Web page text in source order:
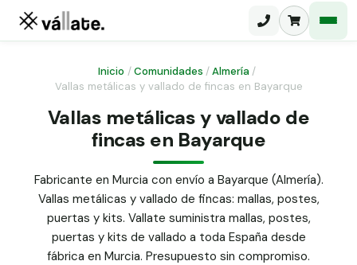
Malla ganadera
Malla simple torsión
Malla triple torsión
Panel malla H.
Puerta abatible dos hojas
Puerta acceso peatonal
Poste malla Hércules
Poste malla simple torsión
Alambre de espino galvanizado
Inicio /Comunidades /Almería /
Vallas metálicas y vallado de fincas en Bayarque
Vallas metálicas y vallado de
fincas en Bayarque
Fabricante en Murcia con envío a Bayarque (Almería).
Vallas metálicas y vallado de fincas: mallas, postes,
puertas y kits. Vallate suministra mallas, postes,
puertas y kits de vallado a toda España desde
fábrica en Murcia. Presupuesto sin compromiso.